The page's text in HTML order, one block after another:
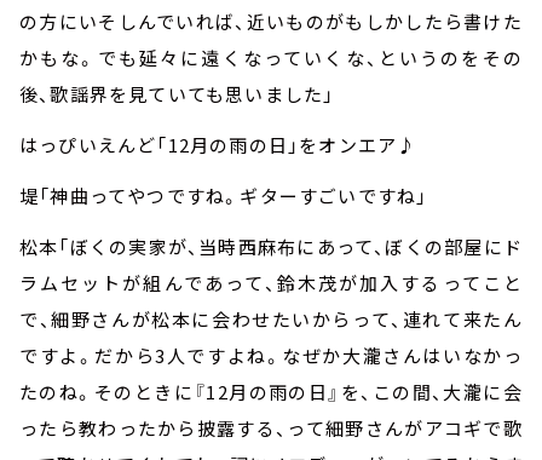
の方にいそしんでいれば、近いものがもしかしたら書けた
かもな。でも延々に遠くなっていくな、というのをその
後、歌謡界を見ていても思いました」
はっぴいえんど「12月の雨の日」をオンエア♪
堤「神曲ってやつですね。ギターすごいですね」
松本「ぼくの実家が、当時西麻布にあって、ぼくの部屋にド
ラムセットが組んであって、鈴木茂が加入するってこと
で、細野さんが松本に会わせたいからって、連れて来たん
ですよ。だから3人ですよね。なぜか大瀧さんはいなかっ
たのね。そのときに『12月の雨の日』を、この間、大瀧に会
ったら教わったから披露する、って細野さんがアコギで歌